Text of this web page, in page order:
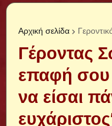
Αρχική σελίδα
Γέροντας
επαφή σου
να είσαι